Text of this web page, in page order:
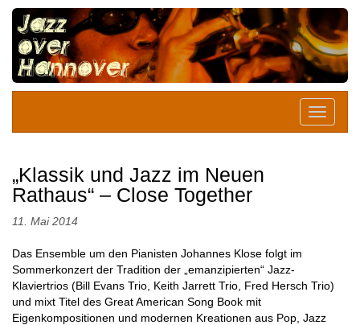
„Klassik und Jazz im Neuen
Rathaus“ – Close Together
11. Mai 2014
Das Ensemble um den Pianisten Johannes Klose folgt im
Sommerkonzert der Tradition der „emanzipierten“ Jazz-
Klaviertrios (Bill Evans Trio, Keith Jarrett Trio, Fred Hersch Trio)
und mixt Titel des Great American Song Book mit
Eigenkompositionen und modernen Kreationen aus Pop, Jazz